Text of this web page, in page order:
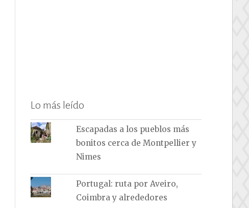
Lo más leído
Escapadas a los pueblos más
bonitos cerca de Montpellier y
Nimes
Portugal: ruta por Aveiro,
Coimbra y alrededores